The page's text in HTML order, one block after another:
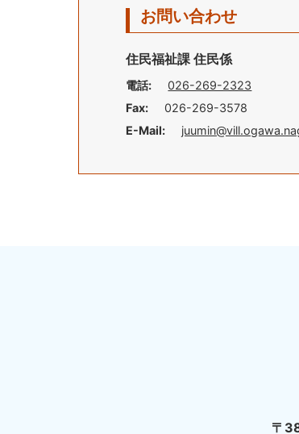
お問い合わせ
住民福祉課 住民係
電話:
026-269-2323
Fax:
026-269-3578
E-Mail:
〒